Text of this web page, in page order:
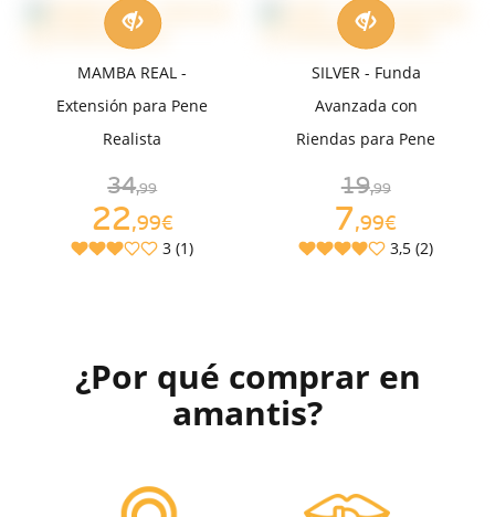
MAMBA REAL -
Extensión para Pene
Realista
34,99
22,99€
3 (1)
SILVER - Funda
Avanzada con
Riendas para Pene
19,99
7,99€
3,5 (2)
¿Por qué comprar en
amantis?